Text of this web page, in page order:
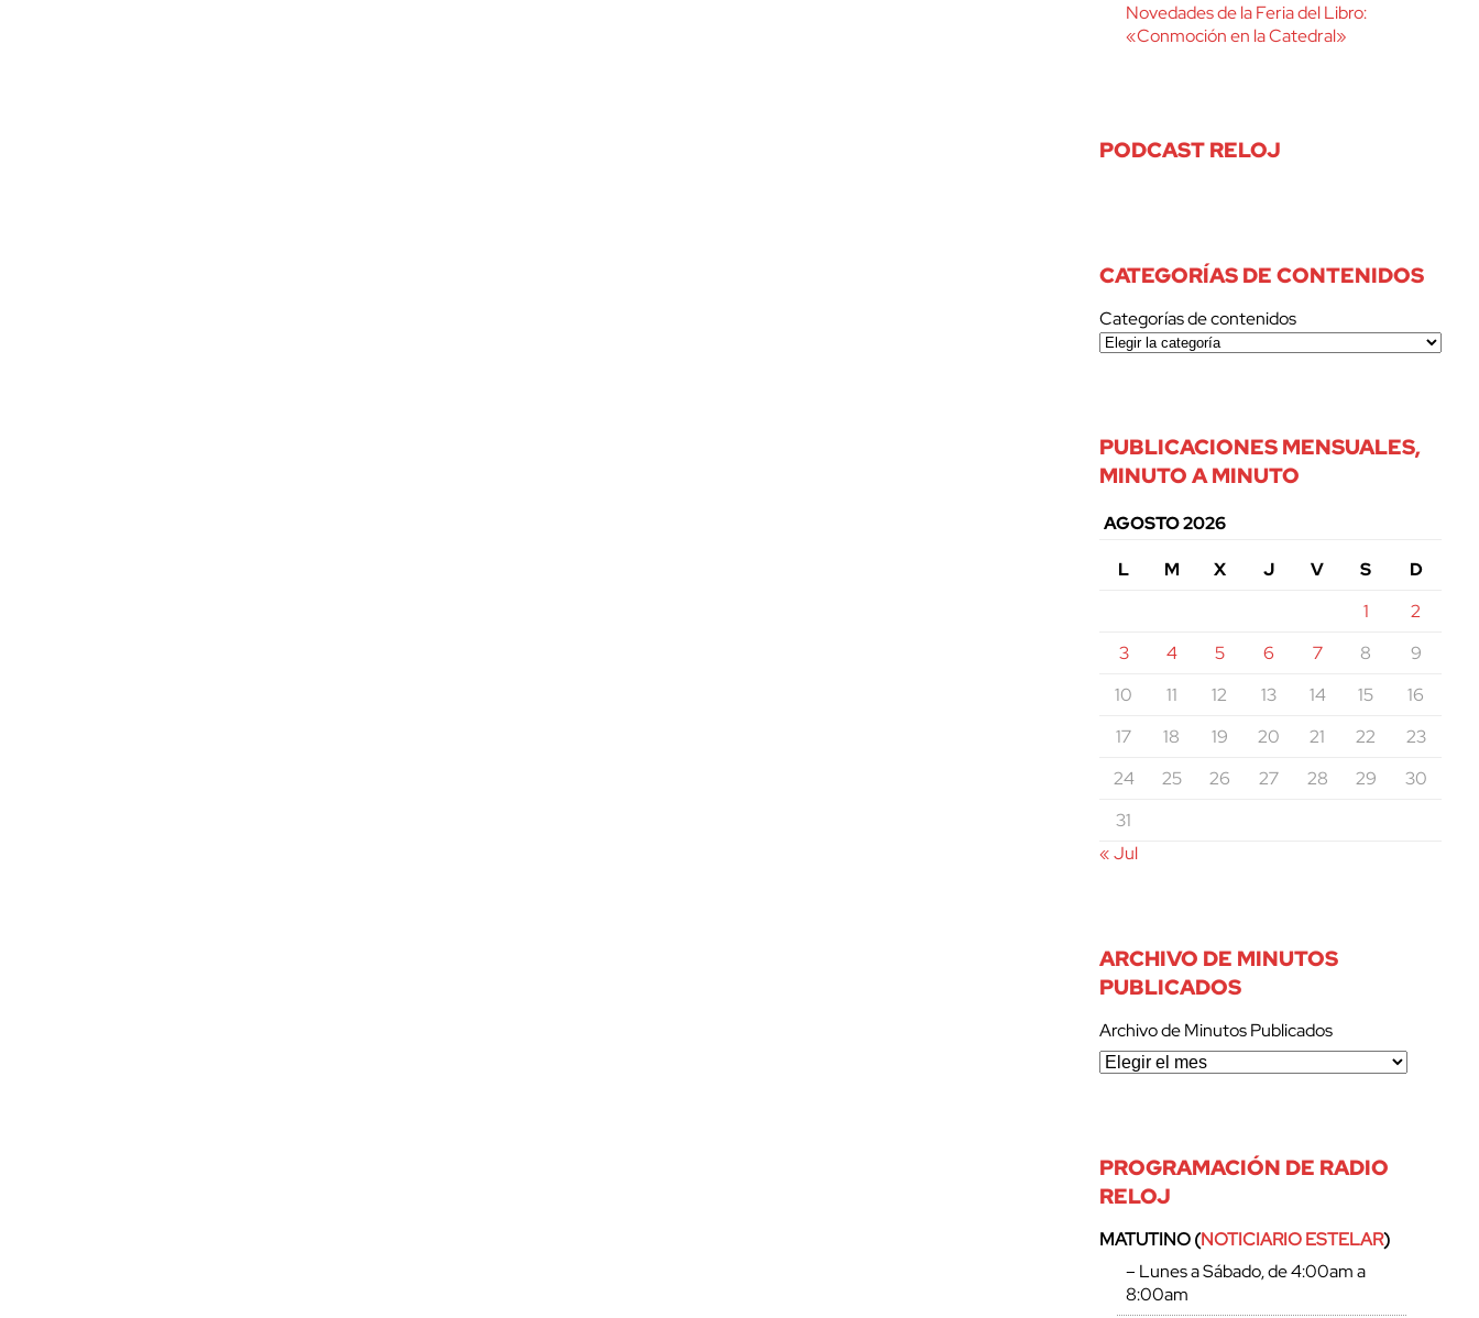
Novedades de la Feria del Libro:
«Conmoción en la Catedral»
PODCAST RELOJ
CATEGORÍAS DE CONTENIDOS
Categorías de contenidos
PUBLICACIONES MENSUALES,
MINUTO A MINUTO
AGOSTO 2026
L
M X J V S
D
1
2
3
4 5 6 7 8
9
10
11 12 13 14 15
16
17
18 19 20 21 22
23
24
25 26 27 28 29
30
31
« Jul
ARCHIVO DE MINUTOS
PUBLICADOS
Archivo de Minutos Publicados
PROGRAMACIÓN DE RADIO
RELOJ
MATUTINO (NOTICIARIO ESTELAR)
– Lunes a Sábado, de 4:00am a
8:00am